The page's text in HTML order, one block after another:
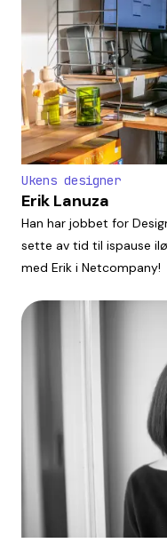
Ukens designer
Erik Lanuza
Han har jobbet for
sette av tid til ispause
med Erik i Netcompany!